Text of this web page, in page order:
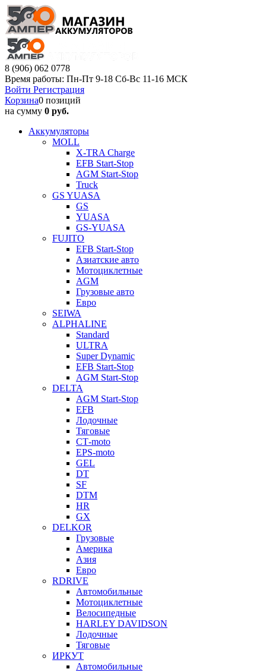
8 (906) 062 0778
Время работы: Пн-Пт 9-18 Сб-Вс 11-16 МСК
Войти Регистрация
Корзина0 позиций
на сумму 0 руб.
Аккумуляторы
MOLL
X-TRA Charge
EFB Start-Stop
AGM Start-Stop
Truck
GS YUASA
GS
YUASA
GS-YUASA
FUJITO
EFB Start-Stop
Азиатские авто
Мотоциклетные
AGM
Грузовые авто
Евро
SEIWA
ALPHALINE
Standard
ULTRA
Super Dynamic
EFB Start-Stop
AGM Start-Stop
DELTA
AGM Start-Stop
EFB
Лодочные
Тяговые
СТ-moto
EPS-moto
GEL
DT
SF
DTM
HR
GX
DELKOR
Грузовые
Америка
Азия
Евро
RDRIVE
Автомобильные
Мотоциклетные
Велосипедные
HARLEY DAVIDSON
Лодочные
Тяговые
ИРКУТ
Автомобильные